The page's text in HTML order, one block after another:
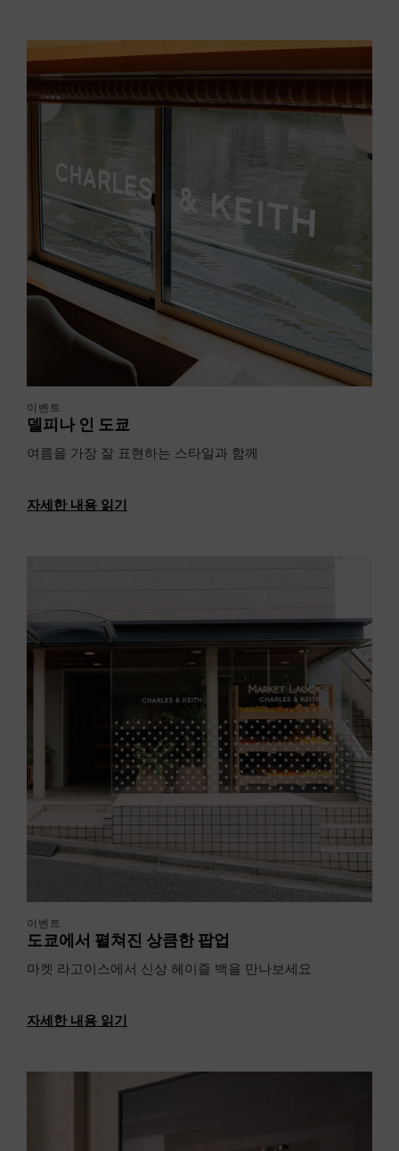
이벤트
델피나 인 도쿄
여름을 가장 잘 표현하는 스타일과 함께
자세한 내용 읽기
이벤트
도쿄에서 펼쳐진 상큼한 팝업
마켓 라고이스에서 신상 헤이즐 백을 만나보세요
자세한 내용 읽기